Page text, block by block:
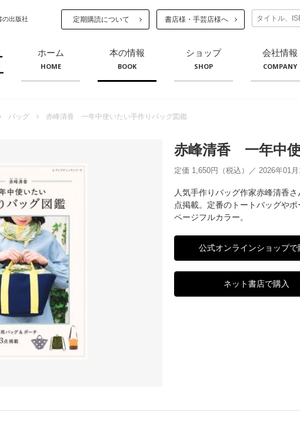
の出版社 定期購読について 書店様・手芸店様へ
ホーム
HOME
本の情報
BOOK
ショップ
SHOP
会社情報
COMPANY
バッグ 赤峰清香 一年中使いたい手作りバッグ図鑑
赤峰清香 一年中
定価 1,650円（税込）／ 2026年01
人気手作りバッグ作家赤峰清香
点掲載。定番のトートバッグや
ページフルカラー。
公式オンラインショップで
ネット書店で購入